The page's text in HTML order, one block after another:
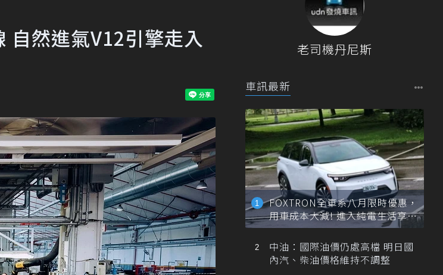
然進氣V12引擎走入
老司機丹尼斯
車訊最新
FOXTRON全車系八月限時優惠，
用車成本大減! 進入純電生活享
「零稅金＋零保養」新時代
中油：國際油價仍處高檔 明日國
內汽、柴油價格維持不調整